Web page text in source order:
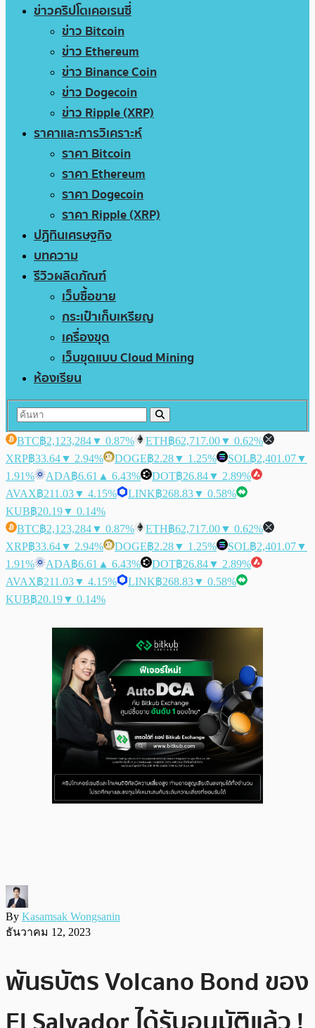
ข่าวคริปโตเคอเรนซี่
ข่าว Bitcoin
ข่าว Ethereum
ข่าว Binance Coin
ข่าว Dogecoin
ข่าว Ripple (XRP)
ราคาและการวิเคราะห์
ราคา Bitcoin
ราคา Ethereum
ราคา Dogecoin
ราคา Ripple (XRP)
ปฏิทินเศรษฐกิจ
บทความ
รีวิวผลิตภัณฑ์
เว็บซื้อขาย
กระเป๋าเก็บเหรียญ
เครื่องขุด
เว็บขุดแบบ Cloud Mining
ห้องเรียน
BTC฿2,123,284▼ 0.87% ETH฿62,717.00▼ 0.62%
XRP฿33.64▼ 2.94% DOGE฿2.28▼ 1.25% SOL฿2,401.07▼
1.91%
ADA฿6.61 ▲ 6.43% DOT฿26.84▼ 2.89%
AVAX฿211.03▼ 4.15% LINK฿268.83▼ 0.58%
KUB฿20.19▼ 0.14%
BTC฿2,123,284▼ 0.87% ETH฿62,717.00▼ 0.62%
XRP฿33.64▼ 2.94% DOGE฿2.28▼ 1.25% SOL฿2,401.07▼
1.91%
ADA฿6.61 ▲ 6.43% DOT฿26.84▼ 2.89%
AVAX฿211.03▼ 4.15% LINK฿268.83▼ 0.58%
KUB฿20.19▼ 0.14%
By Kasamsak Wongsanin
ธันวาคม 12, 2023
พันธบัตร Volcano Bond ของ